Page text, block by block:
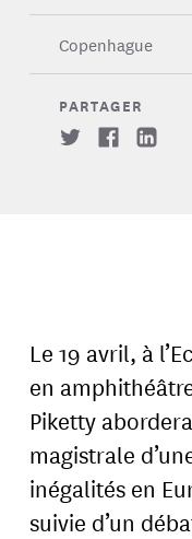
Copenhague
PARTAGER
Le 19 avril, à
en
Piketty
magistrale
inégalités en
suivie d’un